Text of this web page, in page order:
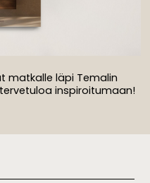
matkalle läpi Temalin
inspiroitumaan!